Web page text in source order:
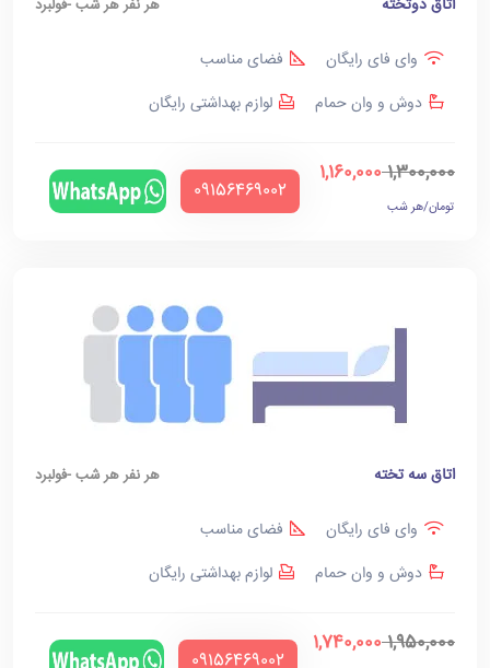
اتاق دوتخته هر نفر هر شب -فولبرد
وای فای رایگان
فضای مناسب
دوش و وان حمام
لوازم بهداشتی رایگان
1,300,000
1,160,000
تومان/هر شب
‪09156469002‬
اتاق سه تخته هر نفر هر شب -فولبرد
وای فای رایگان
فضای مناسب
دوش و وان حمام
لوازم بهداشتی رایگان
1,950,000
1,740,000
‪09156469002‬